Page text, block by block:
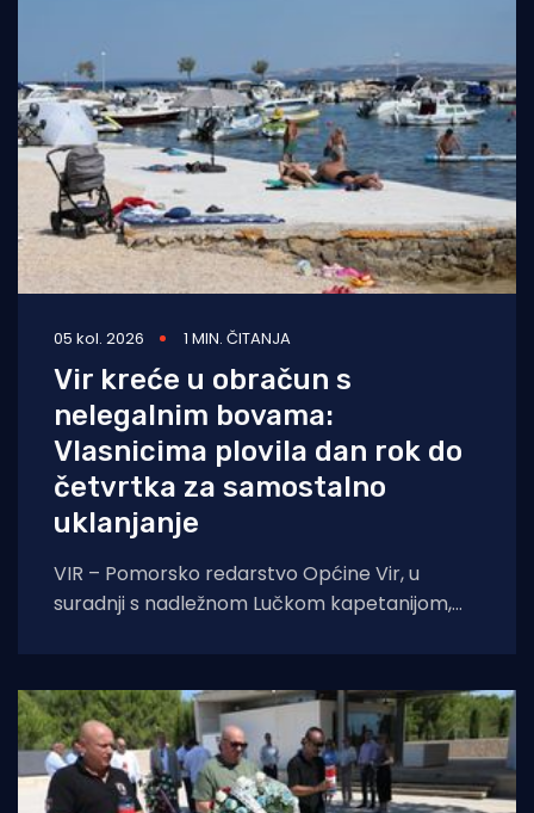
05 kol. 2026 1 MIN. ČITANJA
Vir kreće u obračun s
nelegalnim bovama:
Vlasnicima plovila dan rok do
četvrtka za samostalno
uklanjanje
VIR – Pomorsko redarstvo Općine Vir, u
suradnji s nadležnom Lučkom kapetanijom,